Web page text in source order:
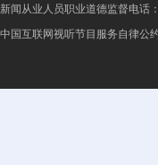
新闻从业人员职业道德监督电
中国互联网视听节目服务自律公